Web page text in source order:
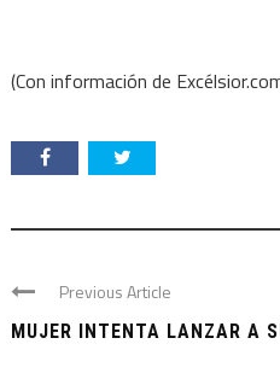
(Con información de
Previous Article
MUJER INTENTA LANZAR A